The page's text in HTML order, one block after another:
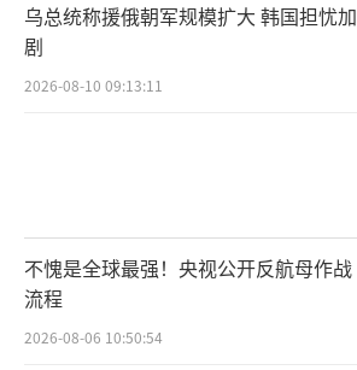
乌总统称援俄朝军规模扩大 韩国担忧加
剧
2026-08-10 09:13:11
不愧是全球最强！央视公开反航母作战
流程
2026-08-06 10:50:54